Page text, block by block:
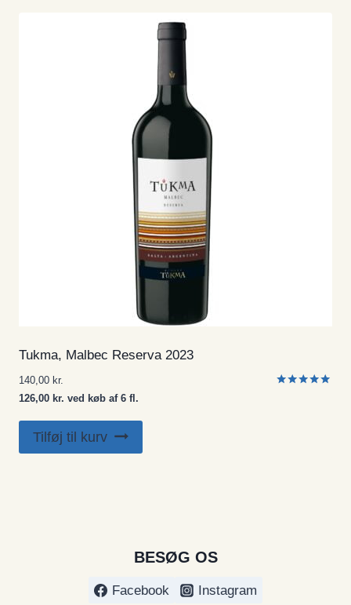
Tukma, Malbec Reserva 2023
140,00 kr.
126,00 kr. ved køb af 6 fl.
Tilføj til kurv
BESØG OS
Facebook Instagram